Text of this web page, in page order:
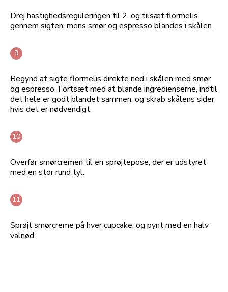
Drej hastighedsreguleringen til 2, og tilsæt flormelis
gennem sigten, mens smør og espresso blandes i skålen.
Begynd at sigte flormelis direkte ned i skålen med smør
og espresso. Fortsæt med at blande ingredienserne, indtil
det hele er godt blandet sammen, og skrab skålens sider,
hvis det er nødvendigt.
Overfør smørcremen til en sprøjtepose, der er udstyret
med en stor rund tyl.
Sprøjt smørcreme på hver cupcake, og pynt med en halv
valnød.